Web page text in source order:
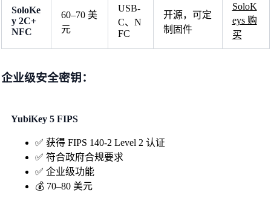
SoloKe
y 2C+
NFC
60–70 美
元
USB-
C、N
FC
开源，可定
制固件
SoloK
eys 购
买
企业级安全密钥：
YubiKey 5 FIPS
✅ 获得 FIPS 140-2 Level 2 认证
✅ 符合政府合规要求
✅ 企业级功能
💰 70–80 美元